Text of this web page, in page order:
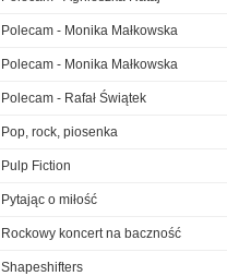
Polecam - Monika Małkowska
Polecam - Monika Małkowska
Polecam - Rafał Świątek
Pop, rock, piosenka
Pulp Fiction
Pytając o miłość
Rockowy koncert na baczność
Shapeshifters